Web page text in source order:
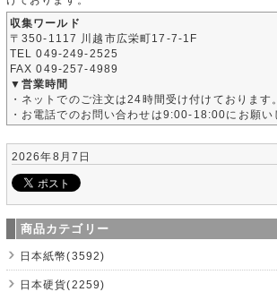
収集ワールド
〒350-1117 川越市広栄町17-7-1F
TEL 049-249-2525
FAX 049-257-4989
▼営業時間
・ネットでのご注文は24時間受け付けております
・お電話でのお問い合わせは9:00-18:00にお願い
2026年8月7日
商品カテゴリー
日本紙幣(3592)
日本硬貨(2259)